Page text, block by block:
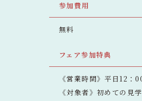
参加費用
無料
フェア参加特典
《営業時間》平日12：
《対象者》初めての見